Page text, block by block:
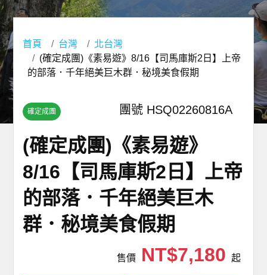
首頁 台灣
北台灣
(確定成團)《素易遊》8/16【司馬庫斯2日】上帝
的部落．千年絕美巨木群．秘境美食假期
確定成團 團號 HSQ02260816A
(確定成團)《素易遊》
8/16【司馬庫斯2日】上帝
的部落．千年絕美巨木
群．秘境美食假期
售價NT$7,180 起